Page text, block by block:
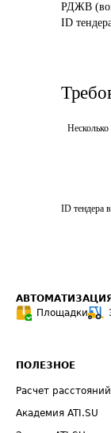
РДЖВ
ID
ID тендера
Площадки
ПОЛЕЗНОЕ
Расчет расстояний
Академия ATI.SU